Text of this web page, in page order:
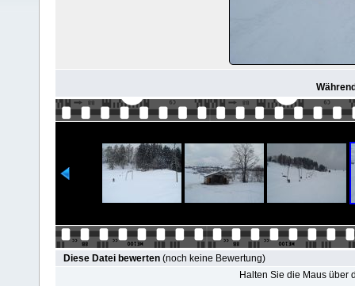
Diese Datei bewerten (noch keine Bewertung)
Halten Sie die Maus über